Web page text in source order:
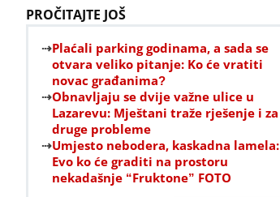
PROČITAJTE JOŠ
Plaćali parking godinama, a sada se
otvara veliko pitanje: Ko će vratiti
novac građanima?
Obnavljaju se dvije važne ulice u
Lazarevu: Mještani traže rješenje i za
druge probleme
Umjesto nebodera, kaskadna lamela:
Evo ko će graditi na prostoru
nekadašnje “Fruktone” FOTO